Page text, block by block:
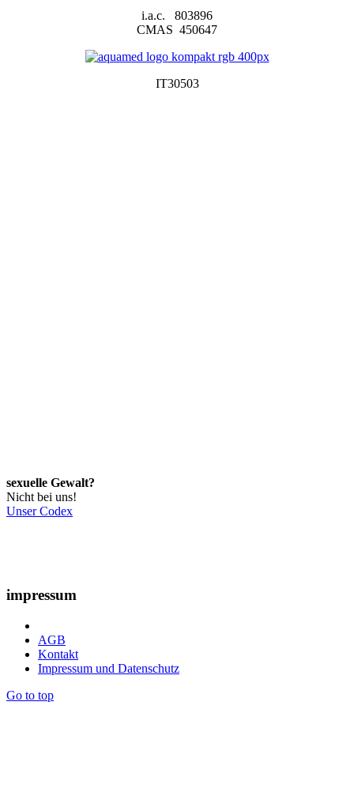
i.a.c. 803896
CMAS 450647
IT30503
sexuelle Gewalt?
Nicht bei uns!
Unser Codex
impressum
AGB
Kontakt
Impressum und Datenschutz
Go to top